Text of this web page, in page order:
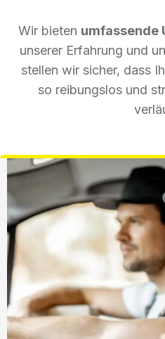
Wir bieten umfassende
unserer Erfahrung und
stellen wir sicher, dass
so reibungslos und